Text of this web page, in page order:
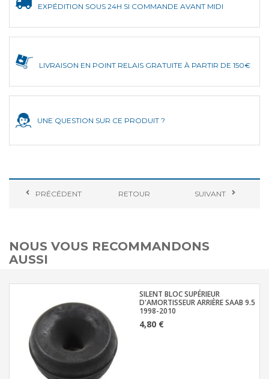
EXPÉDITION SOUS 24H SI COMMANDE AVANT MIDI
LIVRAISON EN POINT RELAIS GRATUITE À PARTIR DE 150€
UNE QUESTION SUR CE PRODUIT ?
PRÉCÉDENT RETOUR SUIVANT
NOUS VOUS RECOMMANDONS
AUSSI
SILENT BLOC SUPÉRIEUR
D'AMORTISSEUR ARRIÈRE SAAB 9.5
1998-2010
4,80 €